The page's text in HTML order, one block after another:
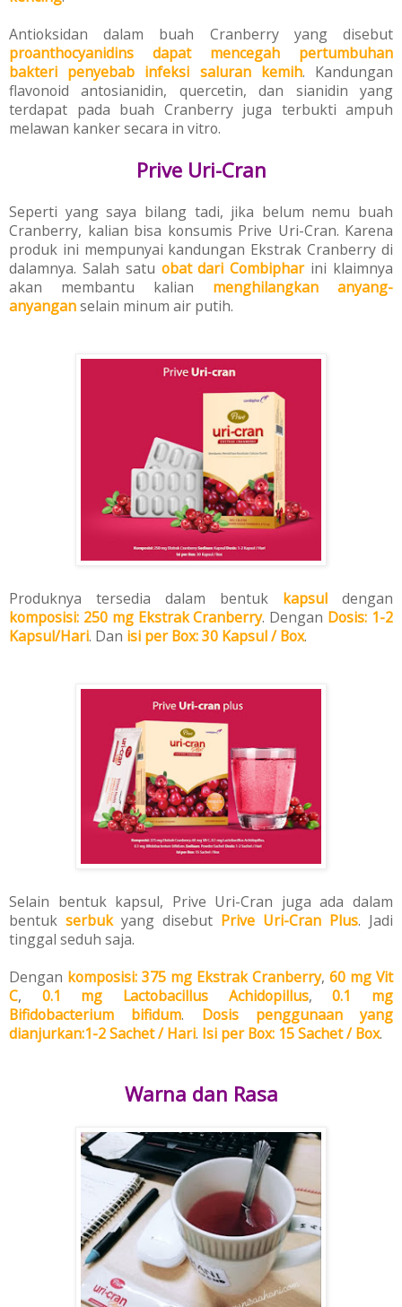
Antioksidan dalam buah Cranberry yang disebut
proanthocyanidins dapat mencegah pertumbuhan
bakteri penyebab infeksi saluran kemih. Kandungan
flavonoid antosianidin, quercetin, dan sianidin yang
terdapat pada buah Cranberry juga terbukti ampuh
melawan kanker secara in vitro.
Prive Uri-Cran
Seperti yang saya bilang tadi, jika belum nemu buah
Cranberry, kalian bisa konsumis Prive Uri-Cran. Karena
produk ini mempunyai kandungan Ekstrak Cranberry di
dalamnya. Salah satu obat dari Combiphar ini klaimnya
akan membantu
kalian menghilangkan anyang-
anyanganselain minum air putih.
Produknya tersedia dalam bentuk kapsul dengan
komposisi: 250 mg Ekstrak Cranberry. Dengan Dosis: 1-2
Kapsul/Hari. Dan isi per Box: 30 Kapsul / Box.
Selain bentuk kapsul, Prive Uri-Cran juga ada dalam
bentuk serbukyang disebut Prive Uri-Cran Plus. Jadi
tinggal seduh saja.
Dengan komposisi: 375 mg Ekstrak Cranberry, 60 mg Vit
C, 0.1 mg Lactobacillus Achidopillus,0.1 mg
Bifidobacterium bifidum. Dosis penggunaan yang
dianjurkan:1-2 Sachet / Hari. Isi per Box: 15 Sachet / Box.
Warna dan Rasa